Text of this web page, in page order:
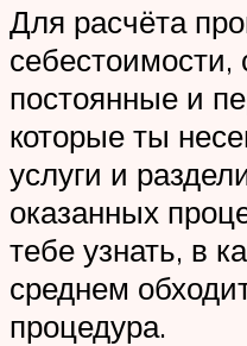
Для расчёта
себестоимости,
постоянные и
которые ты
услуги и
оказанных
тебе узнать, в
среднем
процедура.